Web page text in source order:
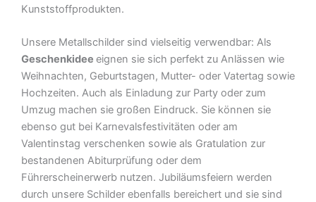
Kunststoffprodukten.
Unsere Metallschilder sind vielseitig verwendbar: Als
Geschenkidee eignen sie sich perfekt zu Anlässen wie
Weihnachten, Geburtstagen, Mutter- oder Vatertag sowie
Hochzeiten. Auch als Einladung zur Party oder zum
Umzug machen sie großen Eindruck. Sie können sie
ebenso gut bei Karnevalsfestivitäten oder am
Valentinstag verschenken sowie als Gratulation zur
bestandenen Abiturprüfung oder dem
Führerscheinerwerb nutzen. Jubiläumsfeiern werden
durch unsere Schilder ebenfalls bereichert und sie sind